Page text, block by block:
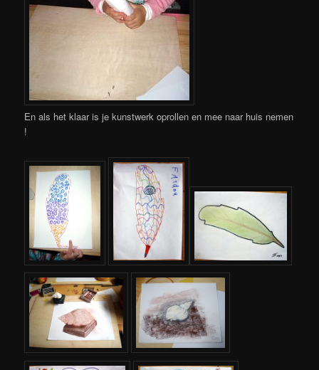
En als het klaar is je kunstwerk oprollen en mee naar huis nemen
!